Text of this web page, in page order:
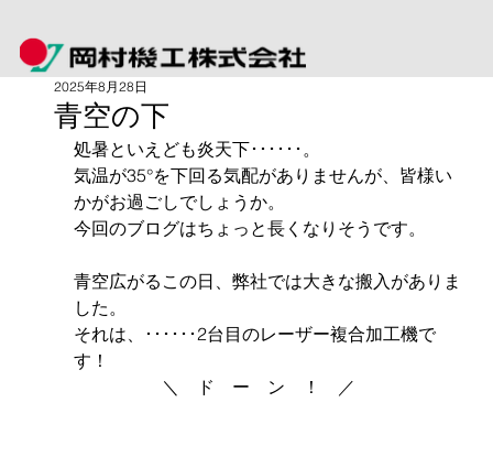
青空の下
2025年8月28日
処暑といえども炎天下･･････。
気温が35°を下回る気配がありませんが、皆様い
かがお過ごしでしょうか。
今回のブログはちょっと長くなりそうです。
青空広がるこの日、弊社では大きな搬入がありま
した。
それは、･･････2台目のレーザー複合加工機で
す！
＼　ド　ー　ン　！　／